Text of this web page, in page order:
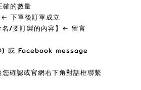
的數量
← 下單後訂單成立
名/要訂製的內容】← 留言
或 Facebook message
確認或官網右下角對話框聯繫